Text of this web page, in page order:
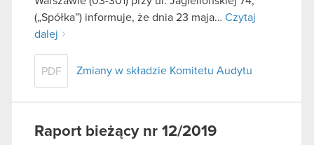
(„Spółka”) informuje, że dnia 23 maja… Czytaj
dalej
PDF Zmiany w składzie Komitetu Audytu
Raport bieżący nr 12/2019